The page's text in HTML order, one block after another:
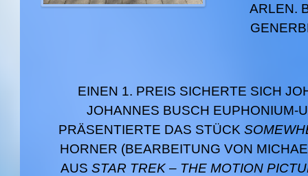
ARLEN.
EINEN 1. PREIS SICHERTE SICH
JOHANNES BUSCH EUPHONIUM-
PRÄSENTIERTE DAS STÜCK
HORNER (BEARBEITUNG VON
AUS STAR TREK – THE MOTION